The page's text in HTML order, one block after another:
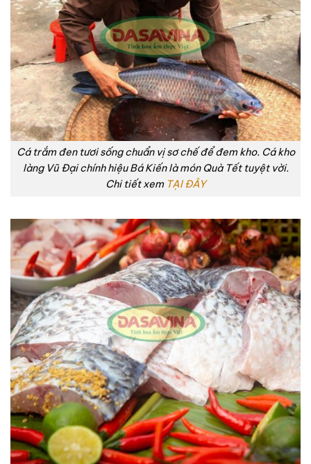
Cá trắm đen tươi sống chuẩn vị sơ chế để đem kho. Cá kho
làng Vũ Đại chính hiệu Bá Kiến là món Quà Tết tuyệt vời.
Chi tiết xem TẠI ĐÂY